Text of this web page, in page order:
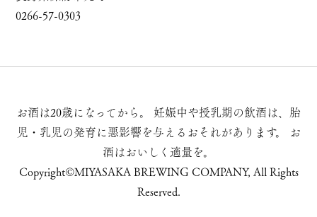
0266-57-0303
お酒は20歳になってから。
妊娠中や授乳期の飲酒は、胎
児・乳児の発育に悪影響を与えるおそれがあります。
お
酒はおいしく適量を。
Copyright©MIYASAKA BREWING COMPANY, All Rights
Reserved.